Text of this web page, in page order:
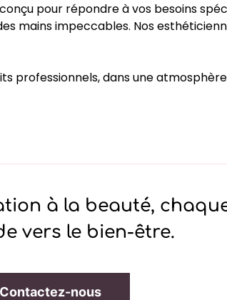
pour répondre à vos besoins
mains impeccables. Nos
professionnels, dans une
à la beauté,
vers le bien-être.
Contactez-nous